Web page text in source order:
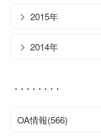
2015年
2014年
OA情報(566)